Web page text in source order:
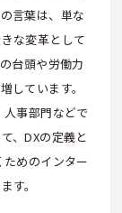
言葉は、単な
な変革として
台頭や労働力
しています。
事部門などで
、DXの定義と
めのインター
す。